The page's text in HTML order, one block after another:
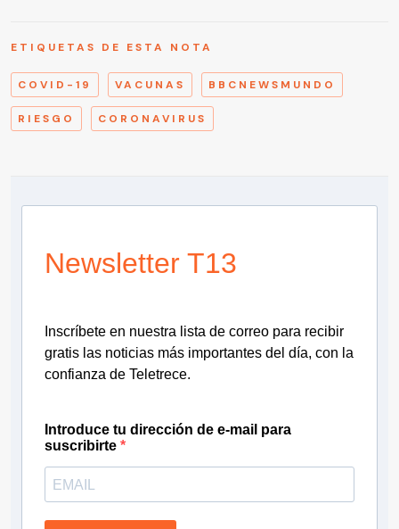
ETIQUETAS DE ESTA NOTA
COVID-19 VACUNAS BBCNEWSMUNDO
RIESGO CORONAVIRUS
Newsletter T13
Inscríbete en nuestra lista de correo para recibir
gratis las noticias más importantes del día, con la
confianza de Teletrece.
Introduce tu dirección de e-mail para
suscribirte